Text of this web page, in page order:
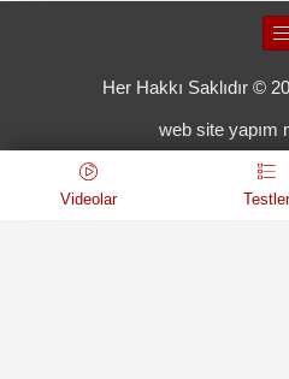
Her Hakkı Saklıdır ©
web site yapım
Videolar